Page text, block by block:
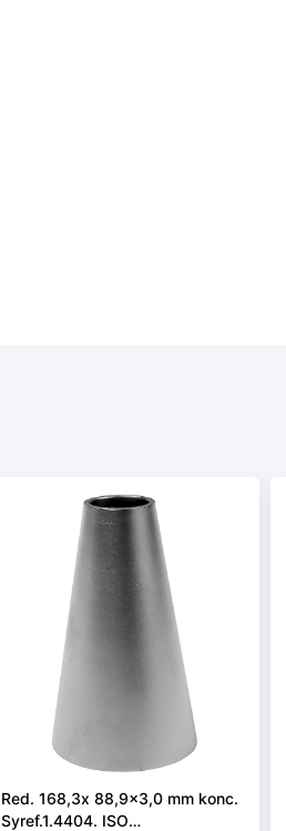
Red. 168,3x 88,9x3,0 mm konc.
Syref.1.4404. ISO